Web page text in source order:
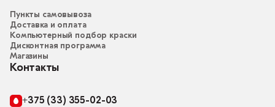
Пункты самовывоза
Доставка и оплата
Компьютерный подбор краски
Дисконтная программа
Магазины
Контакты
+375 (33) 355-02-03